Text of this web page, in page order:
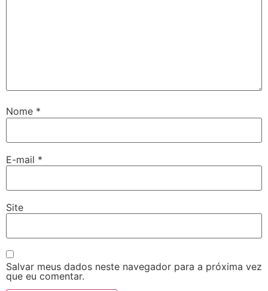
Nome *
E-mail *
Site
Salvar meus dados neste navegador para a próxima vez
que eu comentar.